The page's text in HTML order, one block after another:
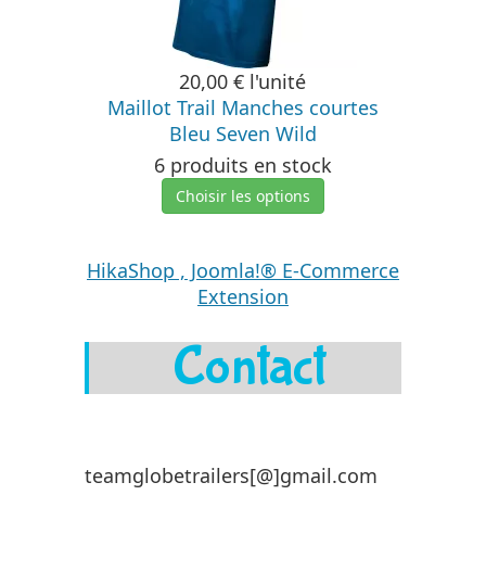
20,00 € l'unité
Maillot Trail Manches courtes
Bleu Seven Wild
6 produits en stock
Choisir les options
HikaShop , Joomla!® E-Commerce
Extension
Contact
teamglobetrailers[@]gmail.com